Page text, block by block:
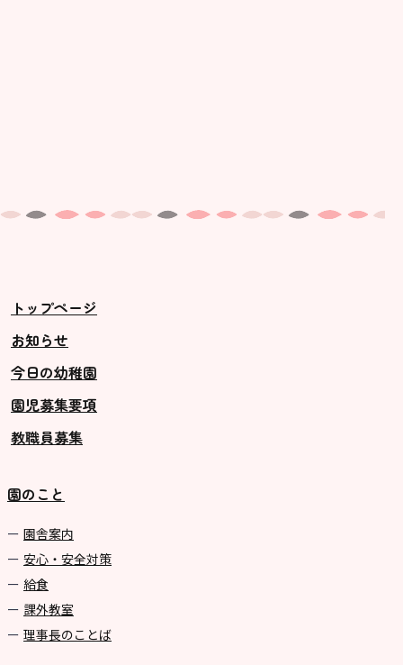
トップページ
お知らせ
今日の幼稚園
園児募集要項
教職員募集
園のこと
園舎案内
安心・安全対策
給食
課外教室
理事長のことば